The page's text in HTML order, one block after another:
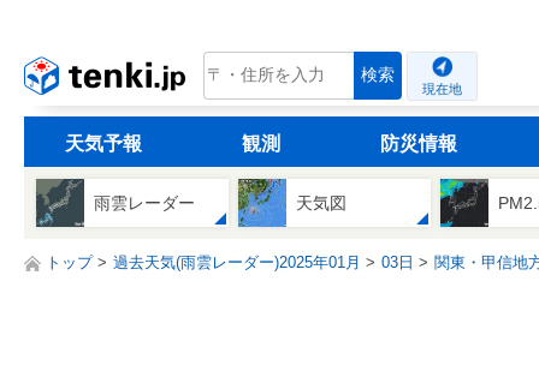
tenki.jp 検索
現在地
天気予報 観測 防災情報
雨雲レーダー 天気図
トップ 過去天気(雨雲レーダー)2025年01月 03日 関東・甲信地